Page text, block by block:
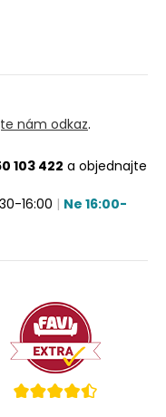
nám odkaz.
103 422 a objednajte
16:00 | Ne 16:00-